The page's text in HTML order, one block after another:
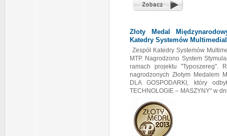
Złoty Medal
Katedry Systemów
Zespół Katedry Systemów
MTP. Nagrodzono System
ramach projektu "Typoszereg".
nagrodzonych Złotym Medalem
DLA GOSPODARKI, który
TECHNOLOGIE – MASZYNY" w